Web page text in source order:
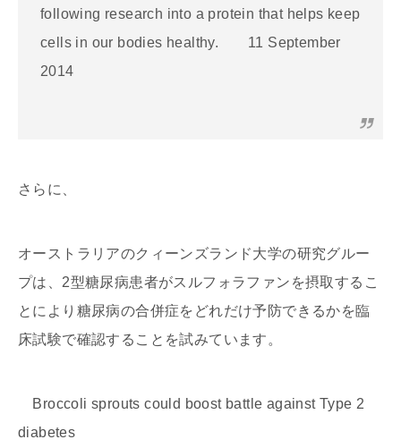
following research into a protein that helps keep
cells in our bodies healthy. 11 September
2014
さらに、
オーストラリアのクィーンズランド大学の研究グルー
プは、2型糖尿病患者がスルフォラファンを摂取するこ
とにより糖尿病の合併症をどれだけ予防できるかを臨
床試験で確認することを試みています。
Broccoli sprouts could boost battle against Type 2
diabetes